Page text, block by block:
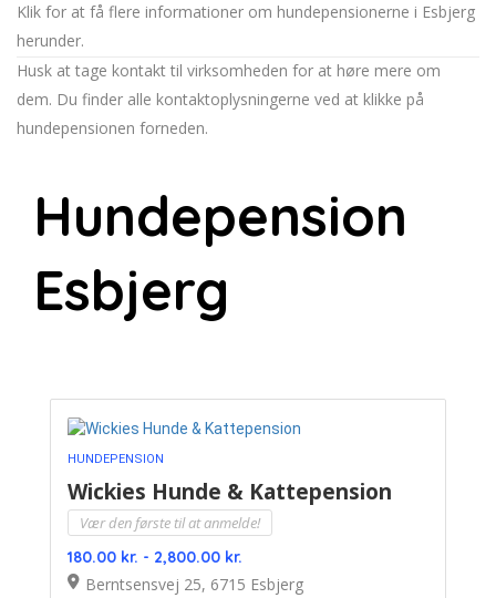
Klik for at få flere informationer om hundepensionerne i Esbjerg
herunder.
Husk at tage kontakt til virksomheden for at høre mere om
dem. Du finder alle kontaktoplysningerne ved at klikke på
hundepensionen forneden.
Hundepension
Esbjerg
HUNDEPENSION
Wickies Hunde & Kattepension
Vær den første til at anmelde!
180.00 kr. - 2,800.00 kr.
Berntsensvej 25, 6715 Esbjerg